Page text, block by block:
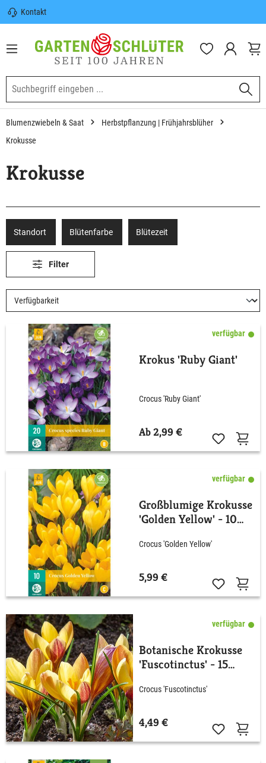
springen
Kontakt
Sicherer Versand | Versandkostenfrei
(DE) ab 100€
Garten-Schlüter Anwachsgarantie
Blumenzwiebeln & Saat
Herbstpflanzung | Frühjahrsblüher
Krokusse
Krokusse
Standort Blütenfarbe Blütezeit
Filter
verfügbar
Krokus 'Ruby Giant'
Crocus 'Ruby Giant'
Ab 2,99 €
verfügbar
Großblumige Krokusse
'Golden Yellow' - 10
Crocus 'Golden Yellow'
5,99 €
verfügbar
Botanische Krokusse
'Fuscotinctus' - 15
Crocus 'Fuscotinctus'
4,49 €